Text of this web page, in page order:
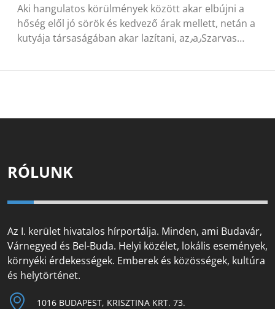
Aki hangulatos körülmények között akar elbújni a
hőség elől jó sörök és kedvező árak mellett, netán a
kutyája társaságában akar lazítani, az٫a٫Szarvas…
RÓLUNK
Az I. kerület hivatalos hírportálja. Minden, ami Budavár,
Várnegyed és Bel-Buda. Helyi közélet, lokális események,
környéki érdekességek. Emberek és közösségek, kultúra
és helytörténet.
1016 BUDAPEST, KRISZTINA KRT. 73.